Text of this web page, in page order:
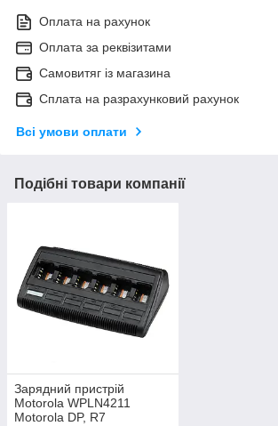
Оплата на рахунок
Оплата за реквізитами
Самовитяг із магазина
Сплата на разрахунковий рахунок
Всі умови оплати
Подібні товари компанії
Зарядний пристрій
Motorola WPLN4211
Motorola DP, R7